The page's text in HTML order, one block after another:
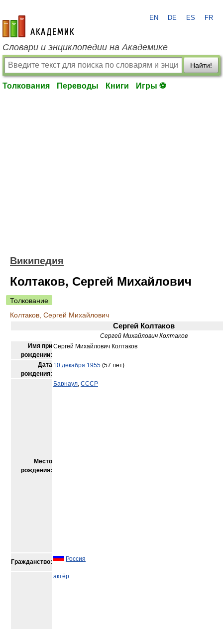
academic.ru
EN DE ES FR
Словари и энциклопедии на Академике
Найти!
Толкования Переводы Книги Игры ⚽
Википедия
Колтаков, Сергей Михайлович
Толкование
Колтаков, Сергей Михайлович
Сергей Колтаков
Сергей Михайлович Колтаков
Имя при
рождении:
Сергей Михайлович Колтаков
Дата
рождения:
10 декабря 1955 (57 лет)
Место
рождения:
Барнаул, СССР
Гражданство: Россия
актёр